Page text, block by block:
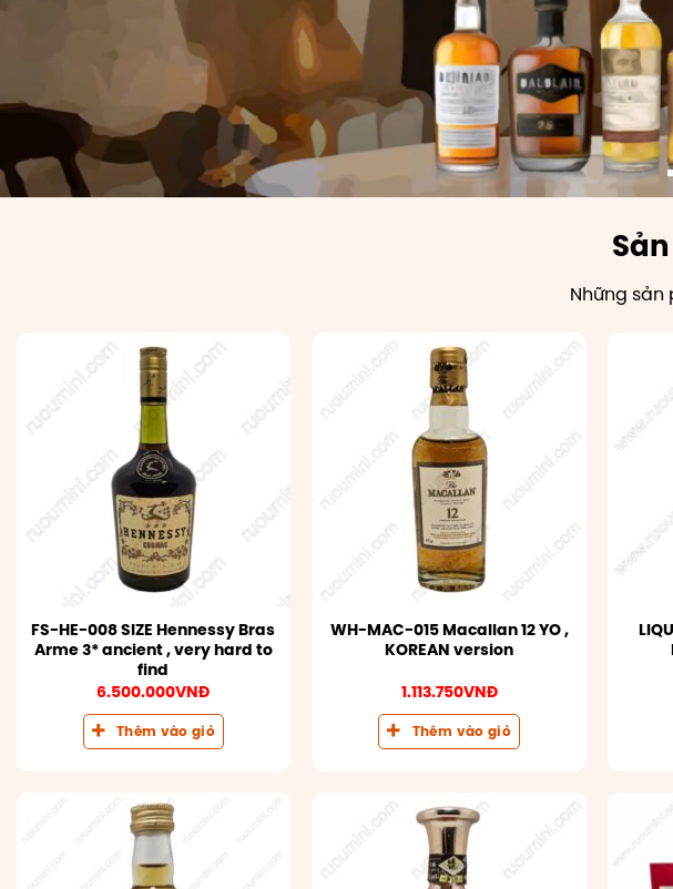
Những
FS-HE-008 SIZE Hennessy Bras
Arme 3* ancient , very hard to
find
6.500.000VNĐ
Thêm vào giỏ
WH-MAC-015 Macallan 12 YO ,
KOREAN version
1.113.750VNĐ
Thêm vào giỏ